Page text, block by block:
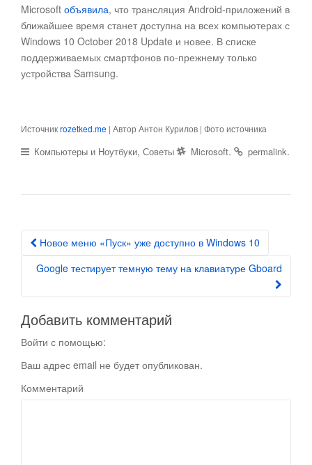
Microsoft объявила, что трансляция Android-приложений в
ближайшее время станет доступна на всех компьютерах с
Windows 10 October 2018 Update и новее. В списке
поддерживаемых смартфонов по-прежнему только
устройства Samsung.
Источникrozetked.me | Автор Антон Курилов | Фото источника
Компьютеры и Ноутбуки, Советы Microsoft. permalink.
Post navigation
Новое меню «Пуск» уже доступно в Windows 10
Google тестирует темную тему на клавиатуре Gboard
Добавить комментарий
Войти с помощью:
Ваш адрес email не будет опубликован.
Комментарий